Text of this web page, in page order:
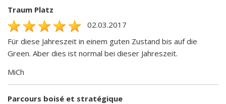
Traum Platz
02.03.2017
Für diese Jahreszeit in einem guten Zustand bis auf die
Green. Aber dies ist normal bei dieser Jahreszeit.
MiCh
Parcours boisé et stratégique